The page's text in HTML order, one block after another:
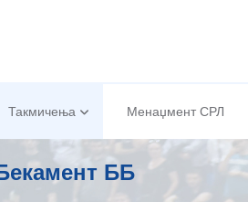
Такмичења Менаџмент СРЛ
ББ